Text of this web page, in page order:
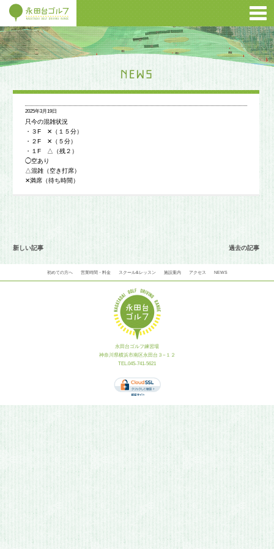
2025年3月19日
只今の混雑状況
・３F ✕（１５分）
・２F ✕（５分）
・１F △（残２）
◯空あり
△混雑（空き打席）
✕満席（待ち時間）
新しい記事 過去の記事
初めての方へ 営業時間・料金 スクール&レッスン 施設案内 アクセス NEWS
永田台ゴルフ練習場
神奈川県横浜市南区永田台３−１２
TEL.045-741-5621